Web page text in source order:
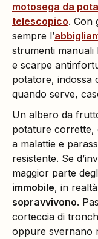
motosega da
telescopico. Con
sempre l’
strumenti manuali
e scarpe
potatore, indossa
quando serve,
Un albero da
potature corrette,
a malattie e
resistente. Se
maggior parte
immobile, in realtà
sopravvivono.
corteccia di
oppure svernano